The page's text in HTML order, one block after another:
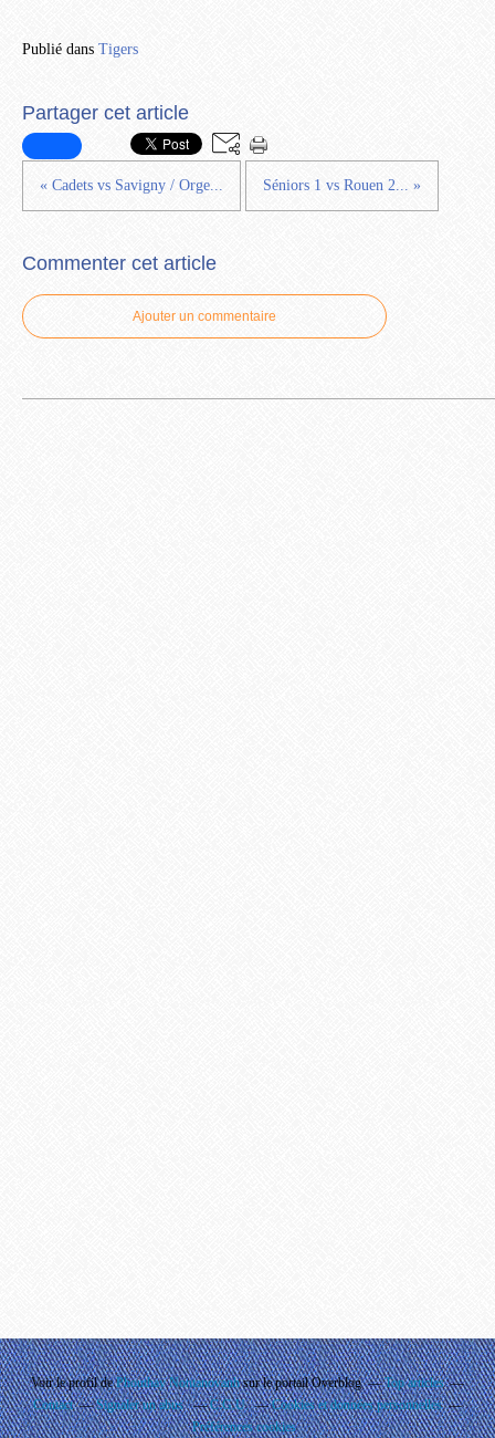
Publié dans Tigers
Partager cet article
« Cadets vs Savigny / Orge... Séniors 1 vs Rouen 2... »
Commenter cet article
Ajouter un commentaire
Voir le profil dePhouthay Nontanovanhsur le portail Overblog
Top articles
Contact
Signaler un abus C.G.U.
Cookies et données personnelles
Préférences cookies